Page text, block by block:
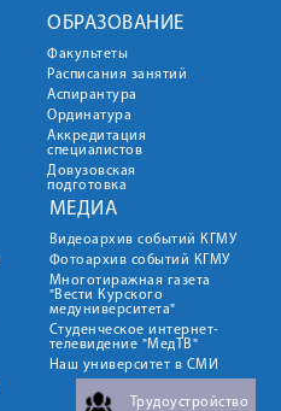
ОБРАЗОВАНИЕ
Факультеты
Расписания занятий
Аспирантура
Ординатура
Аккредитация
специалистов
Довузовская
подготовка
МЕДИА
Видеоархив событий КГМУ
Фотоархив событий КГМУ
Многотиражная газета
"Вести Курского
медуниверситета"
Студенческое интернет-
телевидение "МедТВ"
Наш университет в СМИ
Трудоустройство